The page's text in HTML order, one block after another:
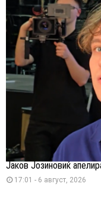
Јаков Јозиновиќ
17:01 - 6 август, 2026